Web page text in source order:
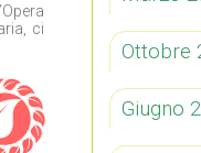
ci
Ottobre
Giugno